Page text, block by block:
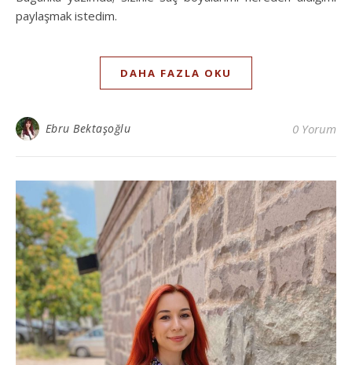
paylaşmak istedim.
DAHA FAZLA OKU
Ebru Bektaşoğlu 0 Yorum